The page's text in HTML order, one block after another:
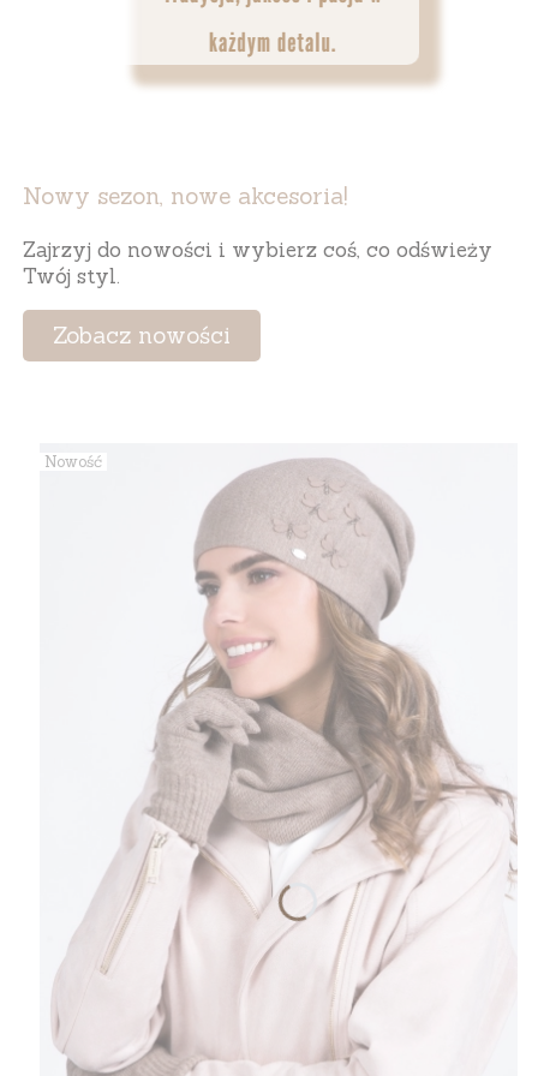
Nowy sezon, nowe akcesoria!
Zajrzyj do nowości i wybierz coś, co odświeży
Twój styl.
Zobacz nowości
Nowość